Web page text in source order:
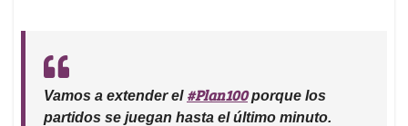
Vamos a extender el #Plan100porque los
partidos se juegan hasta el último minuto.